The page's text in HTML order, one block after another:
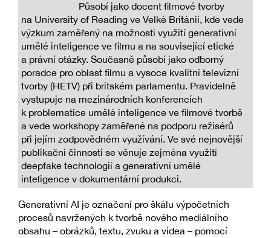
Působí jako docent filmové tvorby
na University of Reading ve Velké Británii, kde vede
výzkum zaměřený na možnosti využití generativní
umělé inteligence ve filmu a na související etické
a právní otázky. Současně působí jako odborný
poradce pro oblast filmu a vysoce kvalitní televizní
tvorby (HETV) při britském parlamentu. Pravidelně
vystupuje na mezinárodních konferencích
k problematice umělé inteligence ve filmové tvorbě
a vede workshopy zaměřené na podporu režisérů
při jejím zodpovědném využívání. Ve své nejnovější
publikační činnosti se věnuje zejména využití
deepfake technologií a generativní umělé
inteligence v dokumentární produkci.
Generativní AI je označení pro škálu výpočetních
procesů navržených k tvorbě nového mediálního
obsahu – obrázků, textu, zvuku a videa – pomocí